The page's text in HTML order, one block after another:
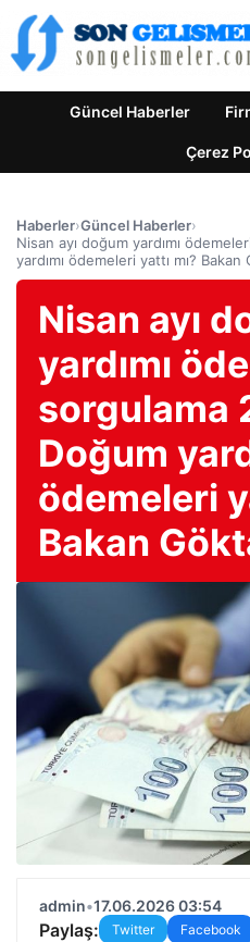
Güncel Haberler
Çerez
Haberler›Güncel Haberler›
Nisan ayı doğum yardımı
yardımı ödemeleri yattı mı?
Nisan ayı
yardımı
sorgulama
Doğum
ödemeleri
Bakan
admin•17.06.2026 03:54
Paylaş: Twitter Facebook